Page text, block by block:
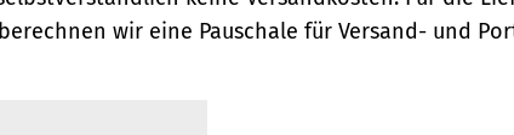
wir eine Pauschale für Versand- und